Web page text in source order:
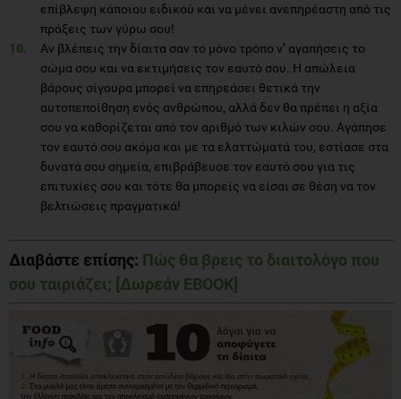
επίβλεψη κάποιου ειδικού και να μένει ανεπηρέαστη από τις
πράξεις των γύρω σου!
Αν βλέπεις την δίαιτα σαν το μόνο τρόπο ν’ αγαπήσεις το
σώμα σου και να εκτιμήσεις τον εαυτό σου. Η απώλεια
βάρους σίγουρα μπορεί να επηρεάσει θετικά την
αυτοπεποίθηση ενός ανθρώπου, αλλά δεν θα πρέπει η αξία
σου να καθορίζεται από τον αριθμό των κιλών σου. Αγάπησε
τον εαυτό σου ακόμα και με τα ελαττώματά του, εστίασε στα
δυνατά σου σημεία, επιβράβευσε τον εαυτό σου για τις
επιτυχίες σου και τότε θα μπορείς να είσαι σε θέση να τον
βελτιώσεις πραγματικά!
Διαβάστε επίσης: Πώς θα βρεις το διαιτολόγο που
σου ταιριάζει; [Δωρεάν EBOOK]